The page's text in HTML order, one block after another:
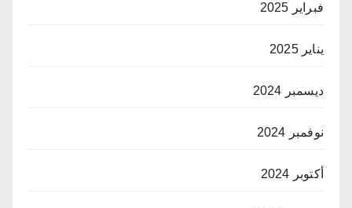
فبراير 2025
يناير 2025
ديسمبر 2024
نوفمبر 2024
أكتوبر 2024